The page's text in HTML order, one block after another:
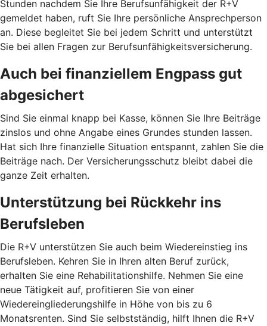
Stunden nachdem Sie Ihre Berufsunfähigkeit der R+V
gemeldet haben, ruft Sie Ihre persönliche Ansprechperson
an. Diese begleitet Sie bei jedem Schritt und unterstützt
Sie bei allen Fragen zur Berufsunfähigkeitsversicherung.
Auch bei finanziellem Engpass gut
abgesichert
Sind Sie einmal knapp bei Kasse, können Sie Ihre Beiträge
zinslos und ohne Angabe eines Grundes stunden lassen.
Hat sich Ihre finanzielle Situation entspannt, zahlen Sie die
Beiträge nach. Der Versicherungsschutz bleibt dabei die
ganze Zeit erhalten.
Unterstützung bei Rückkehr ins
Berufsleben
Die R+V unterstützen Sie auch beim Wiedereinstieg ins
Berufsleben. Kehren Sie in Ihren alten Beruf zurück,
erhalten Sie eine Rehabilitationshilfe. Nehmen Sie eine
neue Tätigkeit auf, profitieren Sie von einer
Wiedereingliederungshilfe in Höhe von bis zu 6
Monatsrenten. Sind Sie selbstständig, hilft Ihnen die R+V